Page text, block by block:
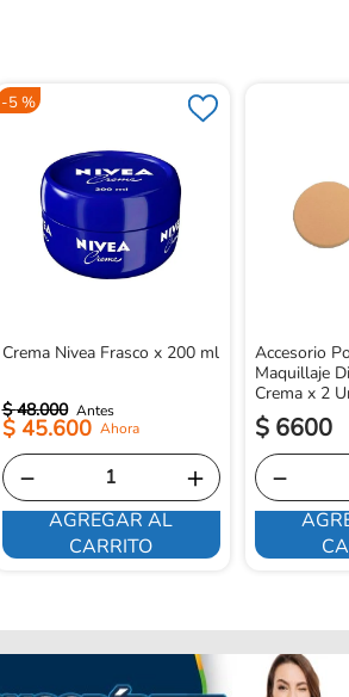
-5 %
Crema Nivea Frasco x 200 ml
$ 48.000
$ 45.600
＋
－
AGREGAR AL
CARRITO
Accesorio
Maquillaje
Crema x 2
$ 6600
－